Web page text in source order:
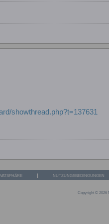
showthread.php?t=137631
NUTZUNGSBEDINGUNGEN
Copyright © 2026